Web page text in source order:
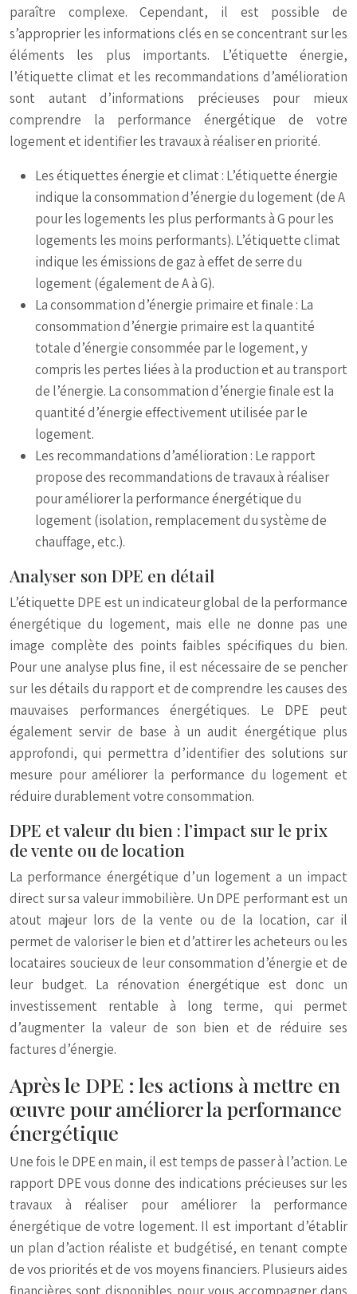
paraître complexe. Cependant, il est possible de
s’approprier les informations clés en se concentrant sur les
éléments les plus importants. L’étiquette énergie,
l’étiquette climat et les recommandations d’amélioration
sont autant d’informations précieuses pour mieux
comprendre la performance énergétique de votre
logement et identifier les travaux à réaliser en priorité.
Les étiquettes énergie et climat : L’étiquette énergie
indique la consommation d’énergie du logement (de A
pour les logements les plus performants à G pour les
logements les moins performants). L’étiquette climat
indique les émissions de gaz à effet de serre du
logement (également de A à G).
La consommation d’énergie primaire et finale : La
consommation d’énergie primaire est la quantité
totale d’énergie consommée par le logement, y
compris les pertes liées à la production et au transport
de l’énergie. La consommation d’énergie finale est la
quantité d’énergie effectivement utilisée par le
logement.
Les recommandations d’amélioration : Le rapport
propose des recommandations de travaux à réaliser
pour améliorer la performance énergétique du
logement (isolation, remplacement du système de
chauffage, etc.).
Analyser son DPE en détail
L’étiquette DPE est un indicateur global de la performance
énergétique du logement, mais elle ne donne pas une
image complète des points faibles spécifiques du bien.
Pour une analyse plus fine, il est nécessaire de se pencher
sur les détails du rapport et de comprendre les causes des
mauvaises performances énergétiques. Le DPE peut
également servir de base à un audit énergétique plus
approfondi, qui permettra d’identifier des solutions sur
mesure pour améliorer la performance du logement et
réduire durablement votre consommation.
DPE et valeur du bien : l’impact sur le prix
de vente ou de location
La performance énergétique d’un logement a un impact
direct sur sa valeur immobilière. Un DPE performant est un
atout majeur lors de la vente ou de la location, car il
permet de valoriser le bien et d’attirer les acheteurs ou les
locataires soucieux de leur consommation d’énergie et de
leur budget. La rénovation énergétique est donc un
investissement rentable à long terme, qui permet
d’augmenter la valeur de son bien et de réduire ses
factures d’énergie.
Après le DPE : les actions à mettre en
œuvre pour améliorer la performance
énergétique
Une fois le DPE en main, il est temps de passer à l’action. Le
rapport DPE vous donne des indications précieuses sur les
travaux à réaliser pour améliorer la performance
énergétique de votre logement. Il est important d’établir
un plan d’action réaliste et budgétisé, en tenant compte
de vos priorités et de vos moyens financiers. Plusieurs aides